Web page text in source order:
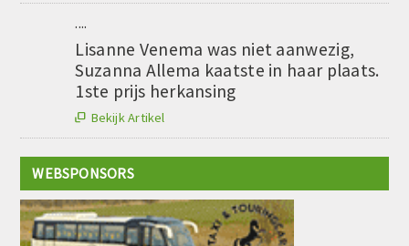
....
Lisanne Venema was niet aanwezig,
Suzanna Allema kaatste in haar plaats.
1ste prijs herkansing
 Bekijk Artikel
WEBSPONSORS